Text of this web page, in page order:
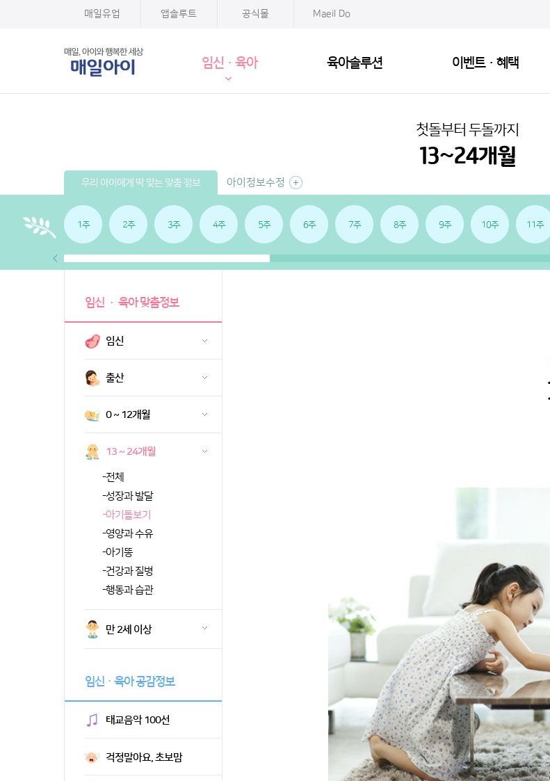
매일유업 앱솔루트 공식몰 Maeil Do
임신·육아 육아솔루션 이벤트·혜택
첫돌부터 두돌까지
우리 아이에게 딱 맞는 맞춤 정보 아이정보수정
1주 2주 3주 4주 5주 6주 7주 8주 9주 10주 11주
임신 · 육아 맞춤정보
임신
출산
0 ~ 12개월
13 ~ 24개월
-전체
-성장과 발달
-아기돌보기
-영양과 수유
-아기똥
-건강과 질병
-행동과 습관
만 2세 이상
임신ㆍ육아 공감정보
태교음악 100선
걱정말아요, 초보맘